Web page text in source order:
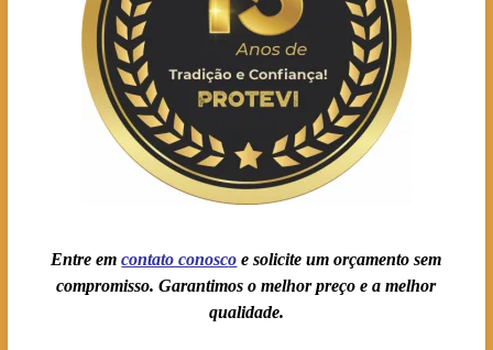
Entre emcontato conosco e solicite um orçamento sem
compromisso. Garantimos o melhor preço e a melhor
qualidade.